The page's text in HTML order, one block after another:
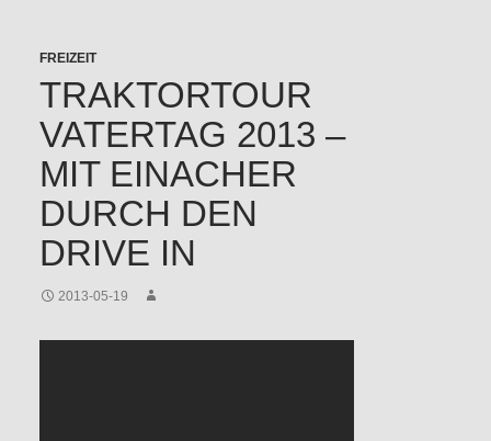
FREIZEIT
TRAKTORTOUR
VATERTAG 2013 –
MIT EINACHER
DURCH DEN
DRIVE IN
2013-05-19